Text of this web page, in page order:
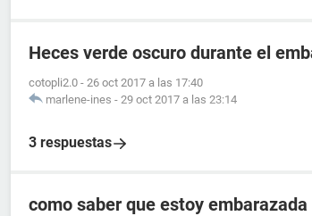
Heces verde oscuro durante el
cotopli2.0 - 26 oct 2017 a las 17:40
marlene-ines - 29 oct 2017 a las 23:14
3 respuestas
como saber que estoy